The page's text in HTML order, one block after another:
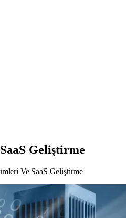
Geliştirme
Ve SaaS Geliştirme